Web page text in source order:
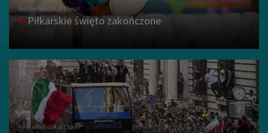
Piłkarskie święto zakończone